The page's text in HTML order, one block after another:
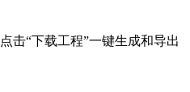
击“下载工程”一键生成和导出